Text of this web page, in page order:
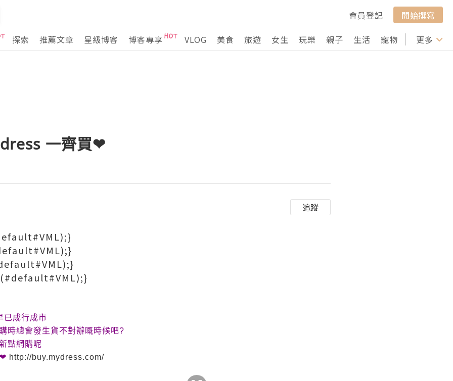
會員登記
開始撰寫
探索 推薦文章 星級博客 博客專享 VLOG 美食 旅遊 女生 玩樂 親子 生活 寵物 行山 打卡
更多
一齊買❤
追蹤
已成行成市
時總會發生貨不對辦嘅時候吧?
點網購呢
❤ http://buy.mydress.com/